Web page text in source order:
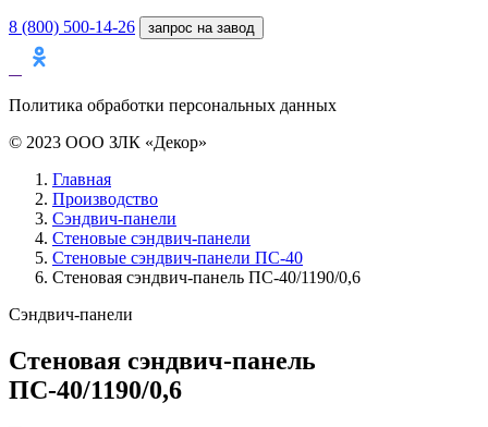
8 (800) 500-14-26 запрос на завод
Политика обработки персональных данных
© 2023 ООО ЗЛК «Декор»
Главная
Производство
Сэндвич-панели
Стеновые сэндвич-панели
Стеновые сэндвич-панели ПС-40
Стеновая сэндвич-панель ПС-40/1190/0,6
Сэндвич-панели
Стеновая сэндвич-панель
ПС-40/1190/0,6